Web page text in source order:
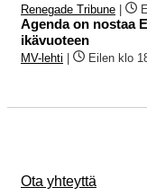
Renegade Tribune
Agenda on nostaa
ikävuoteen
MV-lehti Eilen klo
Ota yhteyttä